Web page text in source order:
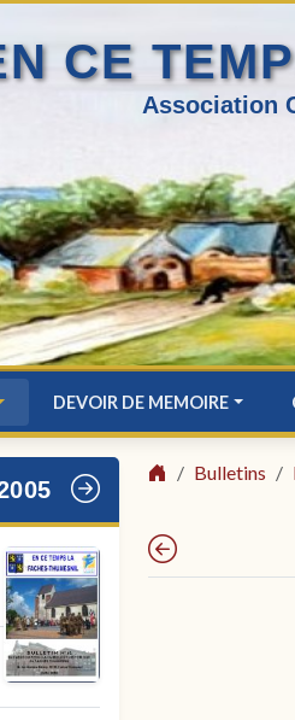
CE
Association
DEVOIR DE MEMOIRE
Bulletins